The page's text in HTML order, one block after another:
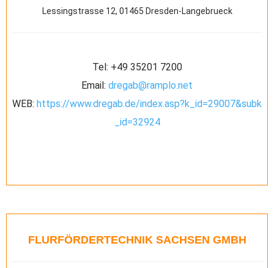
Lessingstrasse 12, 01465 Dresden-Langebrueck
Tel: +49 35201 7200
Email: dregab@ramplo.net
WEB: https://www.dregab.de/index.asp?k_id=29007&subk
_id=32924
FLURFÖRDERTECHNIK SACHSEN GMBH